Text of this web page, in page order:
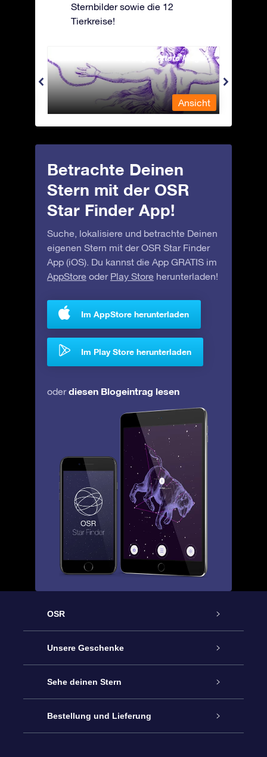
Sternbilder sowie die 12
Tierkreise!
Andromeda - Die angekettete Magd
Ansicht
Betrachte Deinen
Stern mit der OSR
Star Finder App!
Suche, lokalisiere und betrachte Deinen
eigenen Stern mit der OSR Star Finder
App (iOS). Du kannst die App GRATIS im
AppStore oder Play Store herunterladen!
Im AppStore herunterladen
Im Play Store herunterladen
oderdiesen Blogeintrag lesen
OSR
Service
Kontakt
Blog
Unsere Geschenke
Sterne schenken
OSR-Geschenkpaket
Sehe deinen Stern
Sternregister
Bestellung und Lieferung